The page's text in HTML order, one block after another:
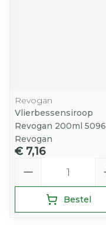
Revogan
Vlierbessensiroop
Revogan 200ml 5096
Revogan
€ 7,16
Bestel